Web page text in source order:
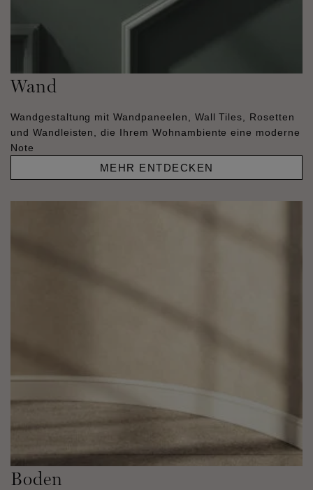
Wand
Wandgestaltung mit Wandpaneelen, Wall Tiles, Rosetten
und Wandleisten, die Ihrem Wohnambiente eine moderne
Note
MEHR ENTDECKEN
Boden